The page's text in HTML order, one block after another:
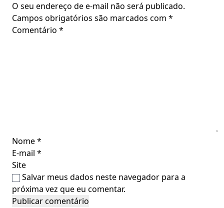
O seu endereço de e-mail não será publicado.
Campos obrigatórios são marcados com *
Comentário *
Nome*
E-mail *
Site
Salvar meus dados neste navegador para a
próxima vez que eu comentar.